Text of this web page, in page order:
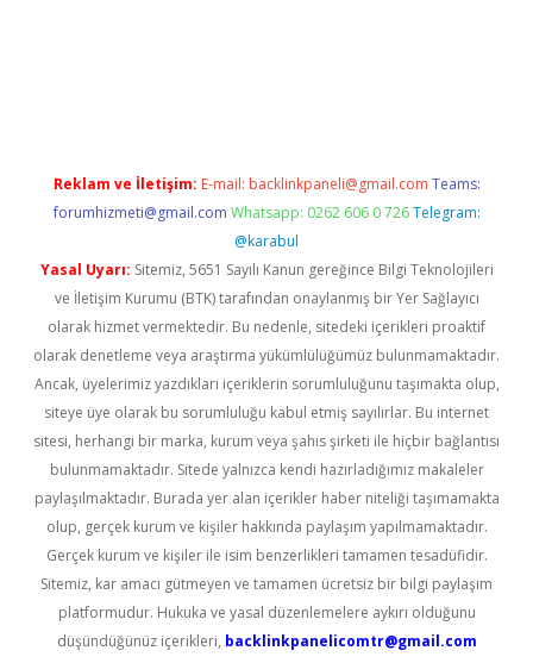
Reklam ve İletişim: E-mail: backlinkpaneli@gmail.com Teams:
forumhizmeti@gmail.com Whatsapp: 0262 606 0 726 Telegram:
@karabul
Yasal Uyarı: Sitemiz, 5651 Sayılı Kanun gereğince Bilgi Teknolojileri
ve İletişim Kurumu (BTK) tarafından onaylanmış bir Yer Sağlayıcı
olarak hizmet vermektedir. Bu nedenle, sitedeki içerikleri proaktif
olarak denetleme veya araştırma yükümlülüğümüz bulunmamaktadır.
Ancak, üyelerimiz yazdıkları içeriklerin sorumluluğunu taşımakta olup,
siteye üye olarak bu sorumluluğu kabul etmiş sayılırlar. Bu internet
sitesi, herhangi bir marka, kurum veya şahıs şirketi ile hiçbir bağlantısı
bulunmamaktadır. Sitede yalnızca kendi hazırladığımız makaleler
paylaşılmaktadır. Burada yer alan içerikler haber niteliği taşımamakta
olup, gerçek kurum ve kişiler hakkında paylaşım yapılmamaktadır.
Gerçek kurum ve kişiler ile isim benzerlikleri tamamen tesadüfidir.
Sitemiz, kar amacı gütmeyen ve tamamen ücretsiz bir bilgi paylaşım
platformudur. Hukuka ve yasal düzenlemelere aykırı olduğunu
düşündüğünüz içerikleri, backlinkpanelicomtr@gmail.com